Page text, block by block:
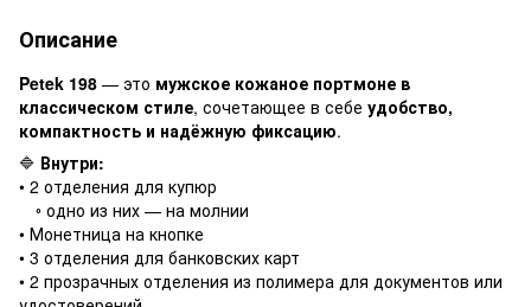
Описание
Petek 198 — это мужское кожаное портмоне в
классическом стиле, сочетающее в себе удобство,
компактность и надёжную фиксацию.
🔷 Внутри:
• 2 отделения для купюр
◦ одно из них — на молнии
• Монетница на кнопке
• 3 отделения для банковских карт
• 2 прозрачных отделения из полимера для документов или